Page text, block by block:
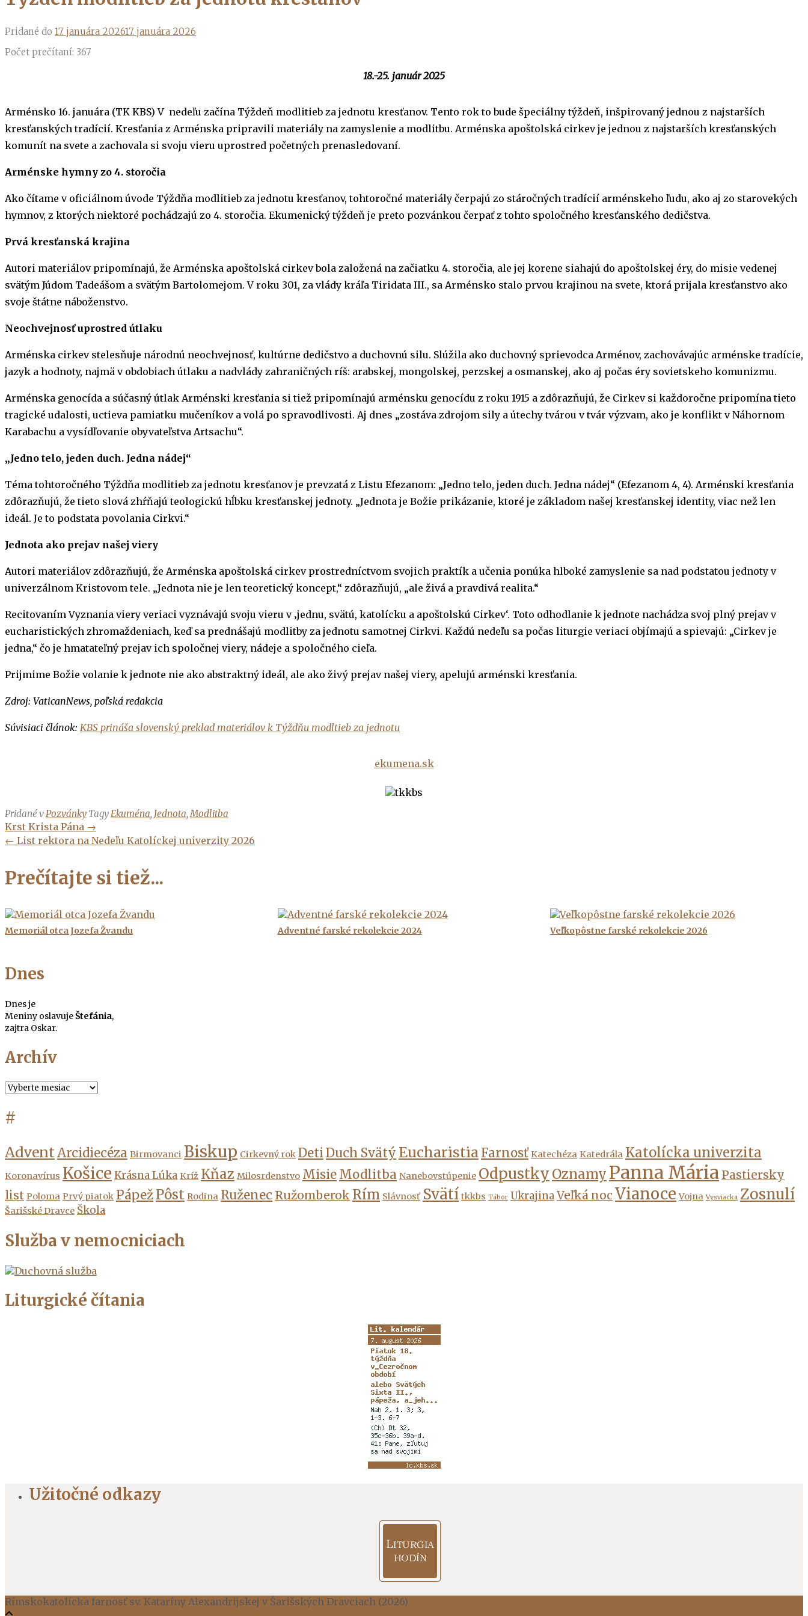
Pridané do 17. januára 202617. januára 2026
Počet prečítaní: 367
18.-25. január 2025
Arménsko 16. januára (TK KBS) V nedeľu začína Týždeň modlitieb za jednotu kresťanov. Tento rok to bude špeciálny týždeň, inšpirovaný jednou z najstarších
kresťanských tradícií. Kresťania z Arménska pripravili materiály na zamyslenie a modlitbu. Arménska apoštolská cirkev je jednou z najstarších kresťanských
komunít na svete a zachovala si svoju vieru uprostred početných prenasledovaní.
Arménske hymny zo 4. storočia
Ako čítame v oficiálnom úvode Týždňa modlitieb za jednotu kresťanov, tohtoročné materiály čerpajú zo stáročných tradícií arménskeho ľudu, ako aj zo starovekých
hymnov, z ktorých niektoré pochádzajú zo 4. storočia. Ekumenický týždeň je preto pozvánkou čerpať z tohto spoločného kresťanského dedičstva.
Prvá kresťanská krajina
Autori materiálov pripomínajú, že Arménska apoštolská cirkev bola založená na začiatku 4. storočia, ale jej korene siahajú do apoštolskej éry, do misie vedenej
svätým Júdom Tadeášom a svätým Bartolomejom. V roku 301, za vlády kráľa Tiridata III., sa Arménsko stalo prvou krajinou na svete, ktorá prijala kresťanstvo ako
svoje štátne náboženstvo.
Neochvejnosť uprostred útlaku
Arménska cirkev stelesňuje národnú neochvejnosť, kultúrne dedičstvo a duchovnú silu. Slúžila ako duchovný sprievodca Arménov, zachovávajúc arménske tradície,
jazyk a hodnoty, najmä v obdobiach útlaku a nadvlády zahraničných ríš: arabskej, mongolskej, perzskej a osmanskej, ako aj počas éry sovietskeho komunizmu.
Arménska genocída a súčasný útlak Arménski kresťania si tiež pripomínajú arménsku genocídu z roku 1915 a zdôrazňujú, že Cirkev si každoročne pripomína tieto
tragické udalosti, uctieva pamiatku mučeníkov a volá po spravodlivosti. Aj dnes „zostáva zdrojom sily a útechy tvárou v tvár výzvam, ako je konflikt v Náhornom
Karabachu a vysídľovanie obyvateľstva Artsachu“.
„Jedno telo, jeden duch. Jedna nádej“
Téma tohtoročného Týždňa modlitieb za jednotu kresťanov je prevzatá z Listu Efezanom: „Jedno telo, jeden duch. Jedna nádej“ (Efezanom 4, 4). Arménski kresťania
zdôrazňujú, že tieto slová zhŕňajú teologickú hĺbku kresťanskej jednoty. „Jednota je Božie prikázanie, ktoré je základom našej kresťanskej identity, viac než len
ideál. Je to podstata povolania Cirkvi.“
Jednota ako prejav našej viery
Autori materiálov zdôrazňujú, že Arménska apoštolská cirkev prostredníctvom svojich praktík a učenia ponúka hlboké zamyslenie sa nad podstatou jednoty v
univerzálnom Kristovom tele. „Jednota nie je len teoretický koncept,“ zdôrazňujú, „ale živá a pravdivá realita.“
Recitovaním Vyznania viery veriaci vyznávajú svoju vieru v ‚jednu, svätú, katolícku a apoštolskú Cirkev‘. Toto odhodlanie k jednote nachádza svoj plný prejav v
eucharistických zhromaždeniach, keď sa prednášajú modlitby za jednotu samotnej Cirkvi. Každú nedeľu sa počas liturgie veriaci objímajú a spievajú: „Cirkev je
jedna,“ čo je hmatateľný prejav ich spoločnej viery, nádeje a spoločného cieľa.
Prijmime Božie volanie k jednote nie ako abstraktný ideál, ale ako živý prejav našej viery, apelujú arménski kresťania.
Zdroj: VaticanNews, poľská redakcia
Súvisiaci článok: KBS prináša slovenský preklad materiálov k Týždňu modltieb za jednotu
ekumena.sk
Pridané vPozvánky TagyEkuména, Jednota,Modlitba
Navigácia
v
článkoch
Krst Krista Pána →
← List rektora na Nedeľu Katolíckej univerzity 2026
Prečítajte si tiež...
Memoriál otca Jozefa Žvandu Adventné farské rekolekcie 2024 Veľkopôstne farské rekolekcie 2026
Dnes
Dnes je
Meniny oslavujeŠtefánia,
zajtra Oskar.
Archív
Archív
#
AdventArcidiecéza Birmovanci Biskup Cirkevný rok DetiDuch Svätý EucharistiaFarnosť Katechéza Katedrála Katolícka univerzita
Koronavírus Košice Krásna Lúka Kríž Kňaz Milosrdenstvo MisieModlitba Nanebovstúpenie Odpustky Oznamy Panna Mária Pastiersky
list Poloma Prvý piatok PápežPôst Rodina Ruženec Ružomberok Rím Slávnosť Svätí tkkbs Tábor UkrajinaVeľká noc Vianoce Vojna Vysviacka Zosnulí
Šarišské Dravce Škola
Služba v nemocniciach
Liturgické čítania
Užitočné odkazy
Rímskokatolícka farnosť sv. Kataríny Alexandrijskej v Šarišských Dravciach (2026)